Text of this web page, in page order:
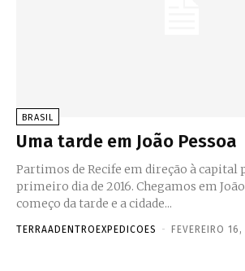
BRASIL
Uma tarde em João Pessoa
Partimos de Recife em direção à capital
primeiro dia de 2016. Chegamos em
começo da tarde e a cidade...
TERRAADENTROEXPEDICOES - FEVEREIRO